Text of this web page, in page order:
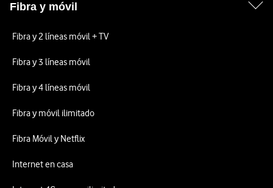
Fibra y móvil
Fibra y 2 líneas móvil + TV
Fibra y 3 líneas móvil
Fibra y 4 líneas móvil
Fibra y móvil ilimitado
Fibra Móvil y Netflix
Internet en casa